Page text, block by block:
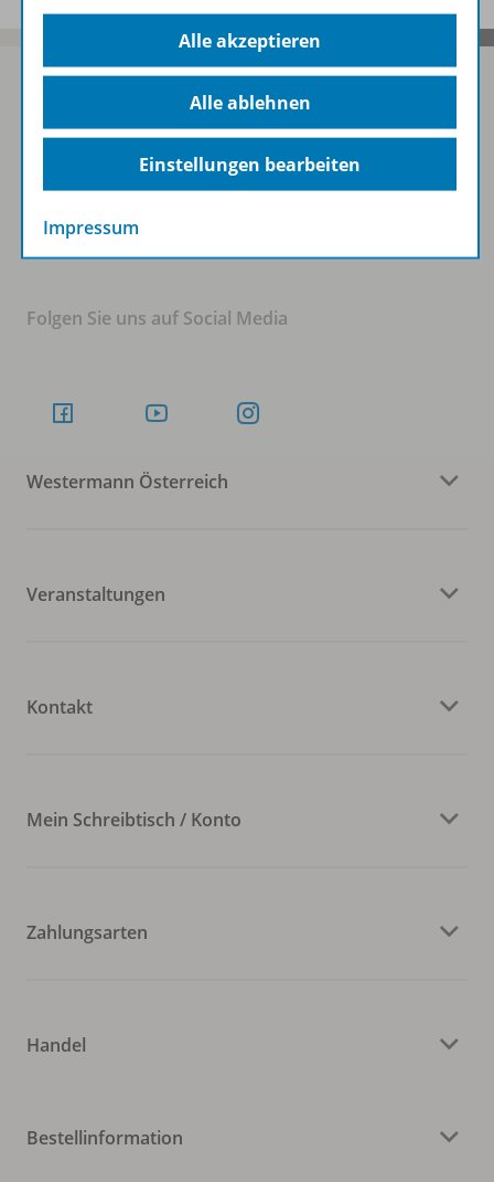
Sofort profitieren
Folgen Sie uns auf Social Media
Westermann Österreich
Veranstaltungen
Kontakt
Mein Schreibtisch / Konto
Zahlungsarten
Handel
Bestellinformation
Alle akzeptieren
Alle ablehnen
Einstellungen bearbeiten
Impressum